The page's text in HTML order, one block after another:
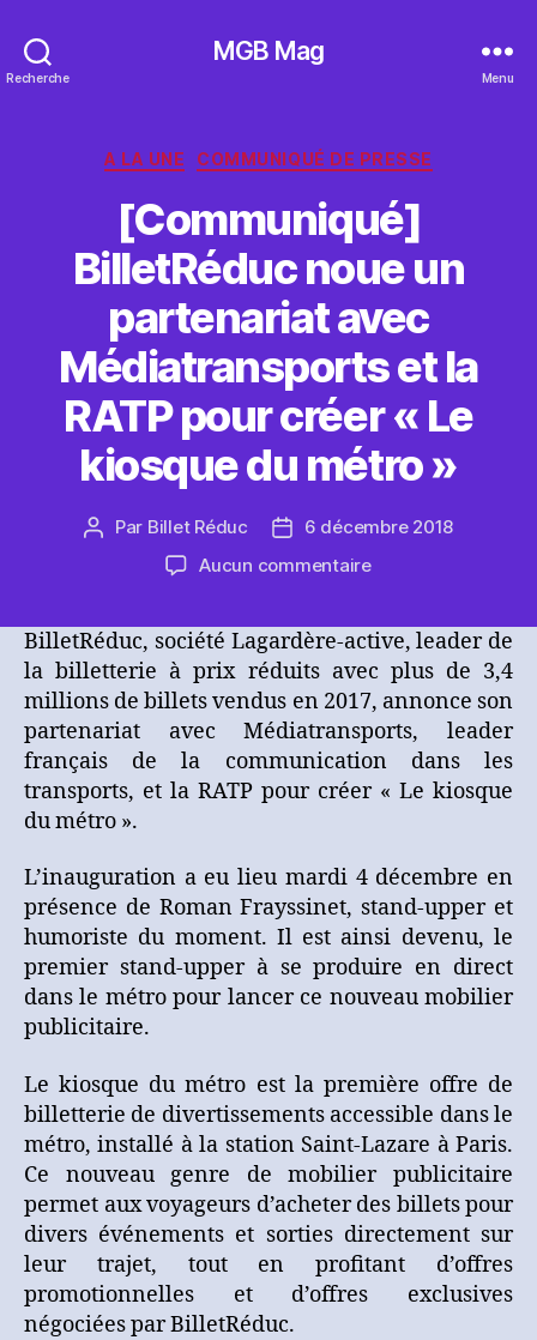
Recherche
MGB Mag
Menu
Catégories
A LA UNE COMMUNIQUÉ DE PRESSE
[Communiqué]
BilletRéduc noue un
partenariat avec
Médiatransports et la
RATP pour créer « Le
kiosque du métro »
Auteur
Par Billet Réduc
Date6 décembre 2018
Aucun commentairesur
noue
un
partenariat
avec
Médiatransports
et
la
créer
«
Le
kiosque
métro
BilletRéduc, société Lagardère-active, leader de
la billetterie à prix réduits avec plus de 3,4
millions de billets vendus en 2017, annonce son
partenariat avec Médiatransports, leader
français de la communication dans les
transports, et la RATP pour créer « Le kiosque
du métro ».
L’inauguration a eu lieu mardi 4 décembre en
présence de Roman Frayssinet, stand-upper et
humoriste du moment. Il est ainsi devenu, le
premier stand-upper à se produire en direct
dans le métro pour lancer ce nouveau mobilier
publicitaire.
Le kiosque du métro est la première offre de
billetterie de divertissements accessible dans le
métro, installé à la station Saint-Lazare à Paris.
Ce nouveau genre de mobilier publicitaire
permet aux voyageurs d’acheter des billets pour
divers événements et sorties directement sur
leur trajet, tout en profitant d’offres
promotionnelles et d’offres exclusives
négociées par BilletRéduc.